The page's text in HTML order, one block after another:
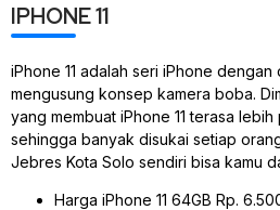
IPHONE 11
iPhone 11 adalah seri iPhone
mengusung konsep kamera boba.
yang membuat iPhone 11 terasa
sehingga banyak disukai setiap
Jebres Kota Solo sendiri bisa kamu
Harga iPhone 11 64GB Rp.